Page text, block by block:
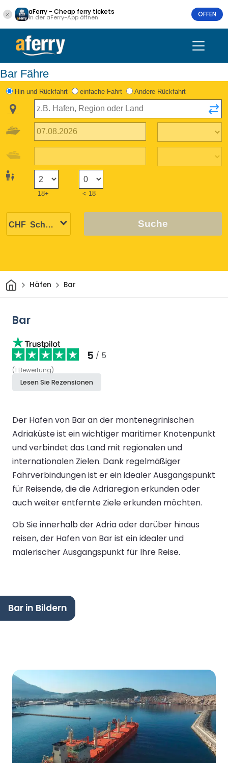
aFerry - Cheap ferry tickets
In der aFerry-App öffnen OFFEN
Bar Fähre
Hin und Rückfahrt einfache Fahrt Andere Rückfahrt
18+ < 18
Suche
HeimHäfen Bar
Bar
5 / 5
(1 Bewertung)
Lesen Sie Rezensionen
Der Hafen von Bar an der montenegrinischen
Adriaküste ist ein wichtiger maritimer Knotenpunkt
und verbindet das Land mit regionalen und
internationalen Zielen. Dank regelmäßiger
Fährverbindungen ist er ein idealer Ausgangspunkt
für Reisende, die die Adriaregion erkunden oder
auch weiter entfernte Ziele erkunden möchten.
Ob Sie innerhalb der Adria oder darüber hinaus
reisen, der Hafen von Bar ist ein idealer und
malerischer Ausgangspunkt für Ihre Reise.
Bar in Bildern